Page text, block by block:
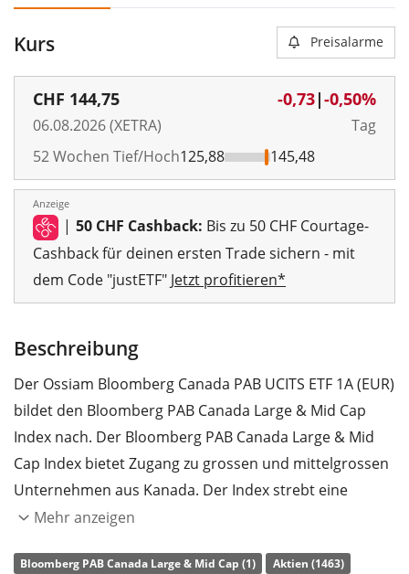
Kurs Preisalarme
CHF 144,75
06.08.2026 (XETRA)
-0,73|-0,50%
Tag
52 Wochen Tief/Hoch125,88 145,48
Anzeige
| 50 CHF Cashback: Bis zu 50 CHF Courtage-
Cashback für deinen ersten Trade sichern - mit
dem Code "justETF" Jetzt profitieren*
Beschreibung
Der Ossiam Bloomberg Canada PAB UCITS ETF 1A (EUR)
bildet den Bloomberg PAB Canada Large & Mid Cap
Index nach. Der Bloomberg PAB Canada Large & Mid
Cap Index bietet Zugang zu grossen und mittelgrossen
Unternehmen aus Kanada. Der Index strebt eine
Verringerung der Treibhausgasintensität um
Anlageuniversum (Bloomberg Canada Large & Mid Cap
Mehr anzeigen
Bloomberg PAB Canada Large & Mid Cap (1)
Aktien (1463)